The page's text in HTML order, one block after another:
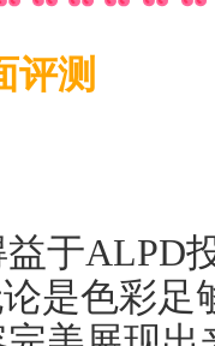
评测
于ALPD
是色彩